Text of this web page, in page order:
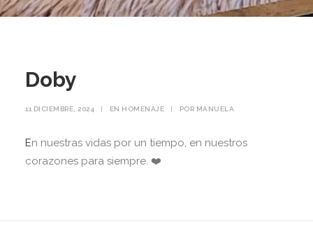
Doby
11 DICIEMBRE, 2024 | EN HOMENAJE | POR MANUELA
En nuestras vidas por un tiempo, en nuestros
corazones para siempre. ❤️